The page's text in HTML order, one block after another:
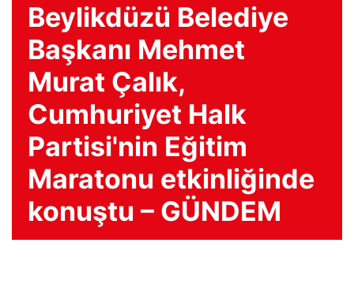
Beylikdüzü Belediye
Başkanı Mehmet
Murat Çalık,
Cumhuriyet Halk
Partisi'nin Eğitim
Maratonu etkinliğinde
konuştu – GÜNDEM